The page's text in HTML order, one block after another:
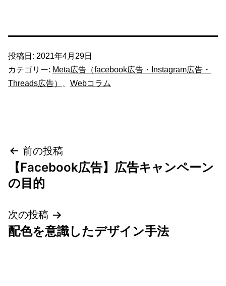
投稿日: 2021年4月29日
カテゴリー: Meta広告（facebook広告・Instagram広告・
Threads広告）
Webコラム
投
稿
ビ
前の投稿
【Facebook広告】広告キャンペーン
の目的
次の投稿
配色を意識したデザイン手法